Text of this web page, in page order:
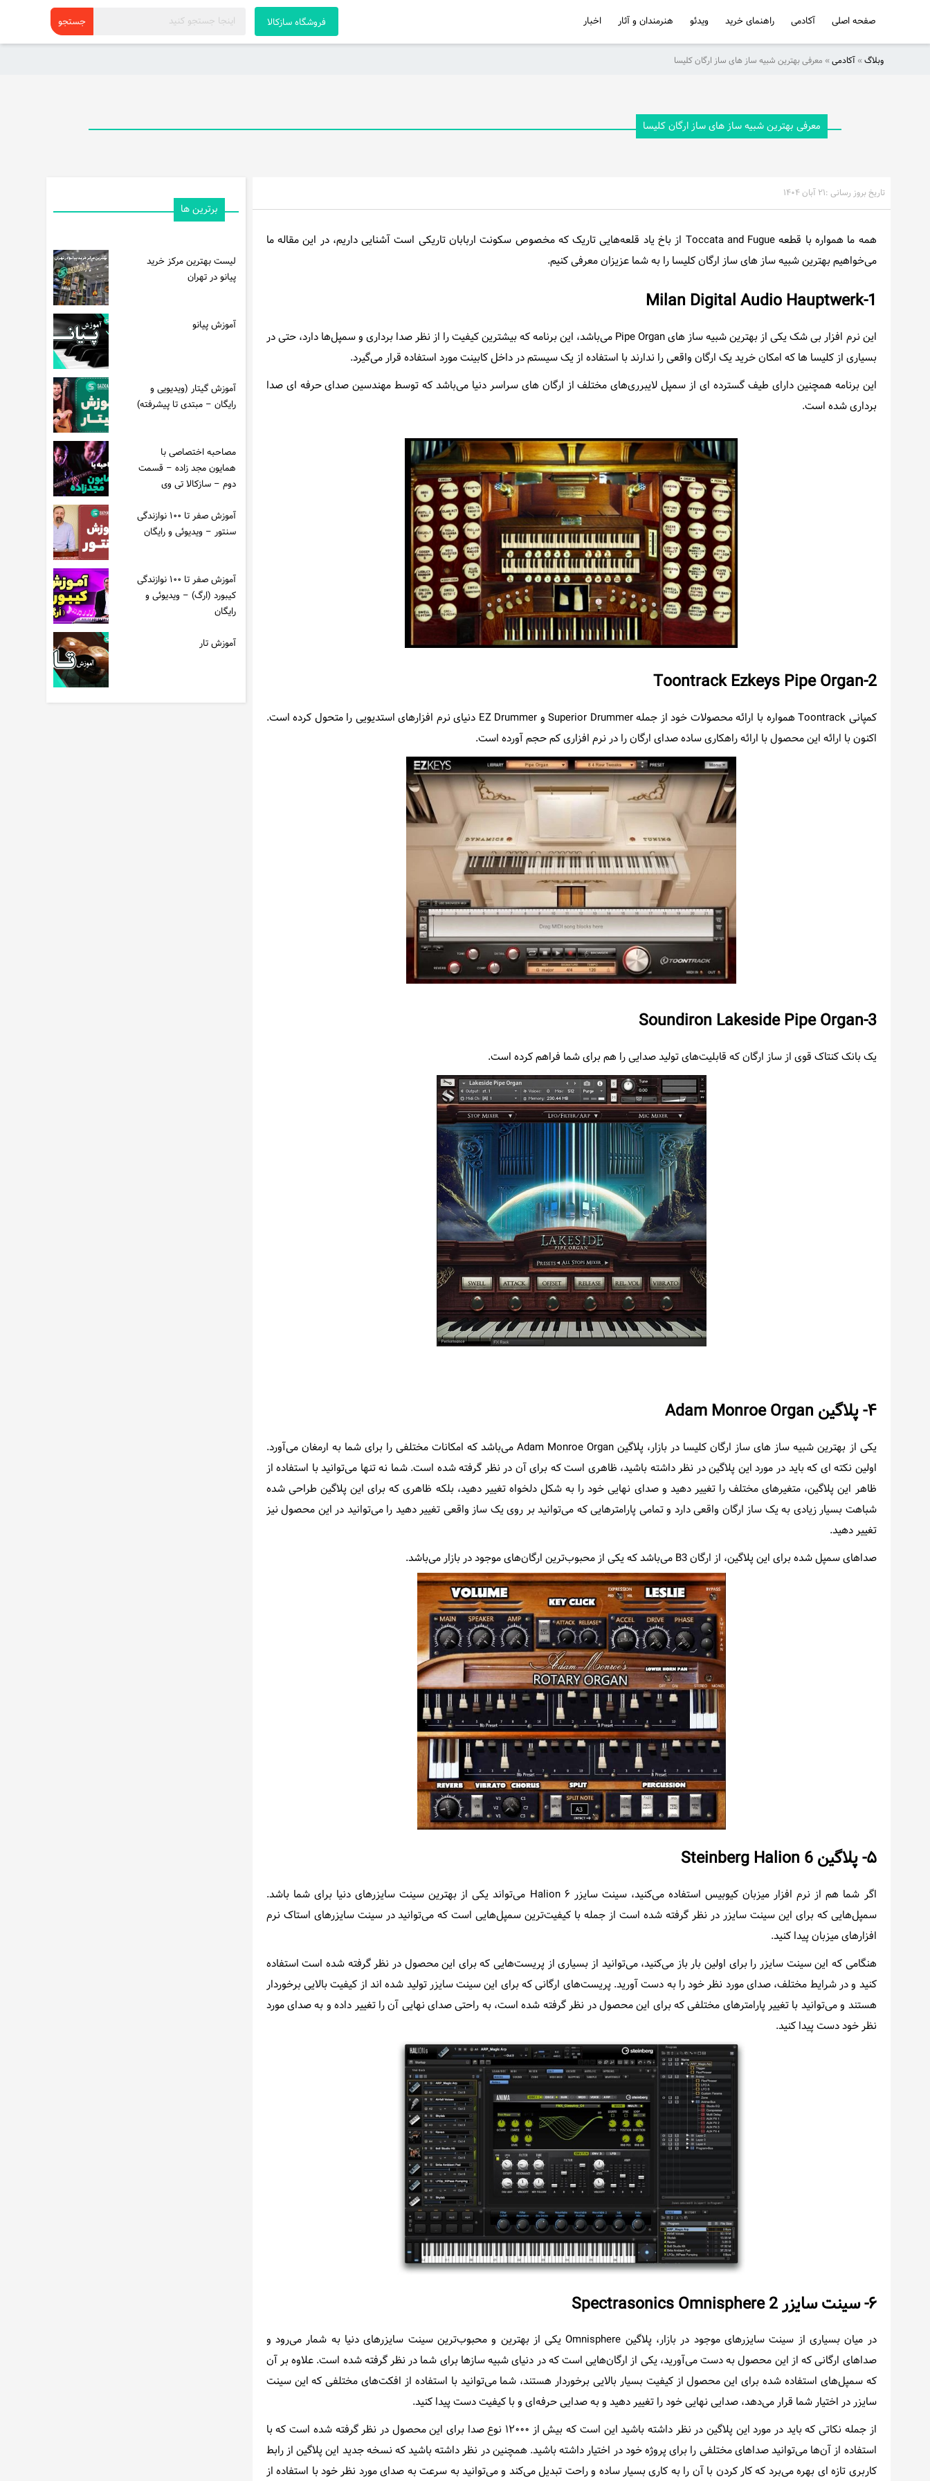
صفحه اصلی آکادمی راهنمای خرید ویدئو هنرمندان و آثار اخبار فروشگاه سازکالا
وبلاگ»آکادمی» معرفی بهترین شبیه ساز های ساز ارگان کلیسا
معرفی بهترین شبیه ساز های ساز ارگان کلیسا
تاریخ بروز رسانی :۲۱ آبان ۱۴۰۴
همه ما همواره با قطعه Toccata and Fugue از باخ یاد قلعه‌هایی تاریک که مخصوص سکونت اربابان تاریکی است آشنایی داریم، در این مقاله ما
می‌خواهیم بهترین شبیه ساز های ساز ارگان کلیسا را به شما عزیزان معرفی کنیم.
1-Milan Digital Audio Hauptwerk
این نرم افزار بی شک یکی از بهترین شبیه ساز های Pipe Organ می‌باشد، این برنامه که بیشترین کیفیت را از نظر صدا برداری و سمپل‌ها دارد، حتی در
بسیاری از کلیسا ها که امکان خرید یک ارگان واقعی را ندارند با استفاده از یک سیستم در داخل کابینت مورد استفاده قرار می‌گیرد.
این برنامه همچنین دارای طیف گسترده ای از سمپل لایبرری‌های مختلف از ارگان‌ های سراسر دنیا می‌باشد که توسط مهندسین صدای حرفه ای صدا
برداری شده است.
2-Toontrack Ezkeys Pipe Organ
کمپانی Toontrack همواره با ارائه محصولات خود از جمله Superior Drummer و EZ Drummer دنیای نرم افزارهای استدیویی را متحول کرده است.
اکنون با ارائه این محصول با ارائه راهکاری ساده صدای ارگان را در نرم افزاری کم حجم آورده است.
3-Soundiron Lakeside Pipe Organ
یک بانک کنتاک قوی از ساز ارگان که قابلیت‌های تولید صدایی را هم برای شما فراهم کرده است.
۴- پلاگین Adam Monroe Organ
یکی از بهترین شبیه ساز های ساز ارگان کلیسا در بازار، پلاگین Adam Monroe Organ می‌باشد که امکانات مختلفی را برای شما به ارمغان می‌آورد.
اولین نکته ای که باید در مورد این پلاگین در نظر داشته باشید، ظاهری است که برای آن در نظر گرفته شده است. شما نه تنها می‌توانید با استفاده از
ظاهر این پلاگین، متغیرهای مختلف را تغییر دهید و صدای نهایی خود را به شکل دلخواه تغییر دهید، بلکه ظاهری که برای این پلاگین طراحی شده
شباهت بسیار زیادی به یک ساز ارگان واقعی دارد و تمامی پارامترهایی که می‌توانید بر روی یک ساز واقعی تغییر دهید را می‌توانید در این محصول نیز
تغییر دهید.
صداهای سمپل شده برای این پلاگین، از ارگان B3 می‌باشد که یکی از محبوب‌ترین ارگان‌های موجود در بازار می‌باشد.
۵- پلاگین Steinberg Halion 6
اگر شما هم از نرم افزار میزبان کیوبیس استفاده می‌کنید، سینت سایزر Halion ۶ می‌تواند یکی از بهترین سینت سایزرهای دنیا برای شما باشد.
سمپل‌هایی که برای این سینت سایزر در نظر گرفته شده است از جمله با کیفیت‌ترین سمپل‌هایی است که می‌توانید در سینت سایزرهای استاک نرم
افزارهای میزبان پیدا کنید.
هنگامی که این سینت سایزر را برای اولین بار باز می‌کنید، می‌توانید از بسیاری از پریست‌هایی که برای این محصول در نظر گرفته شده است استفاده
کنید و در شرایط مختلف، صدای مورد نظر خود را به دست آورید. پریست‌های ارگانی که برای این سینت سایزر تولید شده اند از کیفیت بالایی برخوردار
هستند و می‌توانید با تغییر پارامترهای مختلفی که برای این محصول در نظر گرفته شده است، به راحتی صدای نهایی آن را تغییر داده و به صدای مورد
نظر خود دست پیدا کنید.
۶- سینت سایزر Spectrasonics Omnisphere2
در میان بسیاری از سینت سایزرهای موجود در بازار، پلاگین Omnisphere یکی از بهترین و محبوب‌ترین سینت سایزرهای دنیا به شمار می‌رود و
صداهای ارگانی که از این محصول به دست می‌آورید، یکی از ارگان‌هایی است که در دنیای شبیه سازها برای شما در نظر گرفته شده است. علاوه بر آن
که سمپل‌های استفاده شده برای این محصول از کیفیت بسیار بالایی برخوردار هستند، شما می‌توانید با استفاده از افکت‌های مختلفی که این سینت
سایزر در اختیار شما قرار می‌دهد، صدایی نهایی خود را تغییر دهید و به صدایی حرفه‌ای و با کیفیت دست پیدا کنید.
از جمله نکاتی که باید در مورد این پلاگین در نظر داشته باشید این است که بیش از ۱۲۰۰۰ نوع صدا برای این محصول در نظر گرفته شده است که با
استفاده از آن‌ها می‌توانید صداهای مختلفی را برای پروژه خود در اختیار داشته باشید. همچنین در نظر داشته باشید که نسخه جدید این پلاگین از رابط
کاربری تازه ای بهره می‌برد که کار کردن با آن را به کاری بسیار ساده و راحت تبدیل می‌کند و می‌توانید به سرعت به صدای مورد نظر خود با استفاده از
برترین ها
لیست بهترین مرکز خرید
پیانو در تهران
آموزش پیانو
آموزش گیتار (ویدیویی و
رایگان – مبتدی تا پیشرفته)
مصاحبه اختصاصی با
همایون مجد زاده – قسمت
دوم – سازکالا تی وی
آموزش صفر تا ۱۰۰ نوازندگی
سنتور – ویدیوئی و رایگان
آموزش صفر تا ۱۰۰ نوازندگی
کیبورد (ارگ) – ویدیوئی و
رایگان
آموزش تار